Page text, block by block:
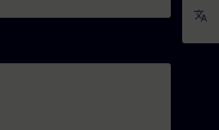
translate